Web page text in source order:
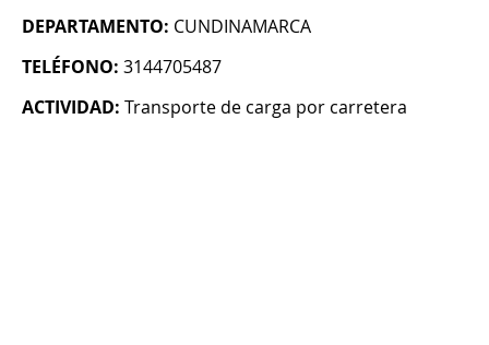
DEPARTAMENTO: CUNDINAMARCA
TELÉFONO: 3144705487
ACTIVIDAD: Transporte de carga por carretera